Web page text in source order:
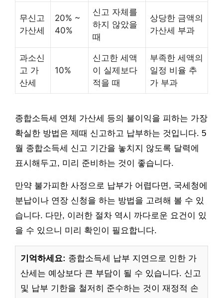
무신고
가산세
20% ~
40%
신고 자체를
하지 않았을
때
상당한 금액의
가산세 부과
과소신
고 가
산세
10%
신고한 세액
이 실제보다
적을 때
부족한 세액의
일정 비율 추
가 부과
종합소득세 연체 가산세 등의 불이익을 피하는 가장
확실한 방법은 제때 신고하고 납부하는 것입니다. 5
월 종합소득세 신고 기간을 놓치지 않도록 달력에
표시해두고, 미리 준비하는 것이 좋습니다.
만약 불가피한 사정으로 납부가 어렵다면, 국세청에
분납이나 연장 신청을 하는 방법을 고려해 볼 수 있
습니다. 다만, 이러한 절차 역시 까다로운 요건이 있
을 수 있으니 미리 확인이 필요합니다.
기억하세요: 종합소득세 납부 지연으로 인한 가
산세는 예상보다 큰 부담이 될 수 있습니다. 신고
및 납부 기한을 철저히 준수하는 것이 재정적 손